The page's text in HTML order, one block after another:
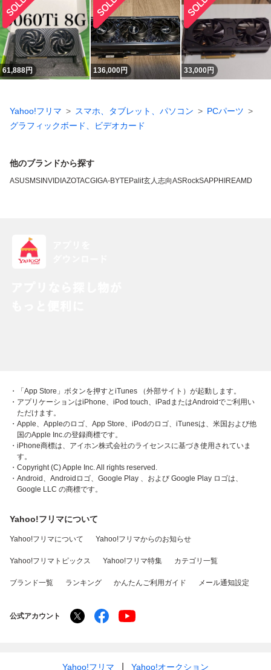
61,888円 136,000円 33,000円
Yahoo!フリマ スマホ、タブレット、パソコン
PCパーツ
グラフィックボード、ビデオカード
他のブランドから探す
ASUSMSI NVIDIAZOTACGIGA-BYTEPalit玄人志向ASRockSAPPHIREAMD
・「App Store」ボタンを押すとiTunes （外部サイト）が起動します。
・アプリケーションはiPhone、iPod touch、iPadまたはAndroidでご利用い
ただけます。
・Apple、Appleのロゴ、App Store、iPodのロゴ、iTunesは、米国および他
国のApple Inc.の登録商標です。
・iPhone商標は、アイホン株式会社のライセンスに基づき使用されていま
す。
・Copyright (C) Apple Inc. All rights reserved.
・Android、Androidロゴ、Google Play 、および Google Play ロゴは、
Google LLC の商標です。
Yahoo!フリマについて
Yahoo!フリマについて Yahoo!フリマからのお知らせ
Yahoo!フリマトピックス Yahoo!フリマ特集 カテゴリ一覧
ブランド一覧 ランキング かんたんご利用ガイド メール通知設定
公式アカウント
Yahoo!フリマ Yahoo!オークション